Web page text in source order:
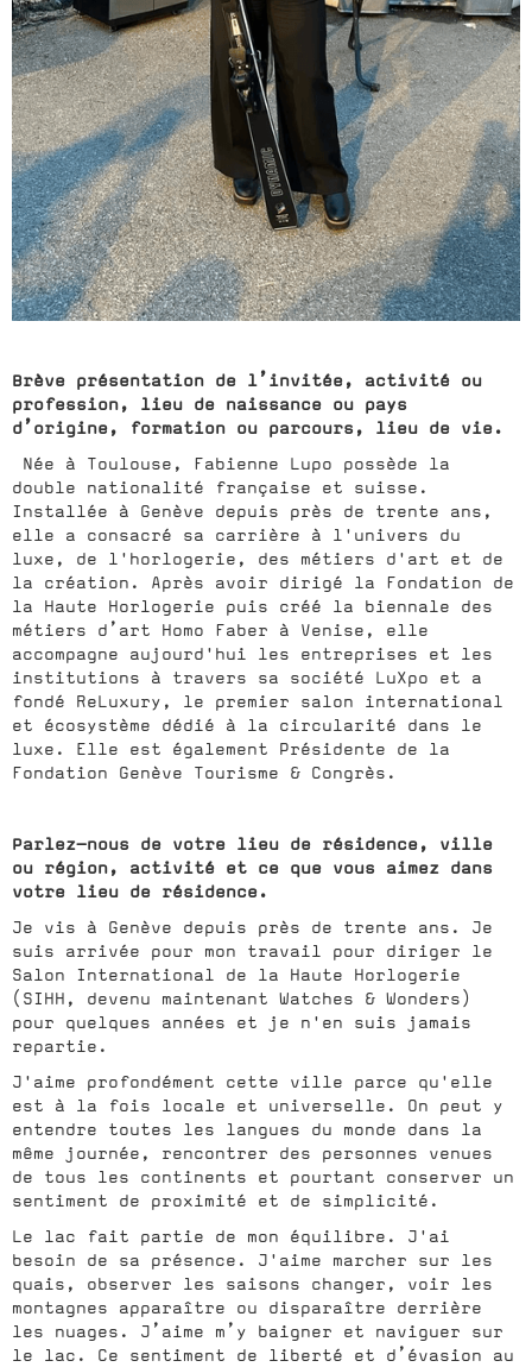
Brève présentation de l’invitée, activité ou
profession, lieu de naissance ou pays
d’origine, formation ou parcours, lieu de vie.
Née à Toulouse, Fabienne Lupo possède la
double nationalité française et suisse.
Installée à Genève depuis près de trente ans,
elle a consacré sa carrière à l'univers du
luxe, de l'horlogerie, des métiers d'art et de
la création. Après avoir dirigé la Fondation de
la Haute Horlogerie puis créé la biennale des
métiers d’art Homo Faber à Venise, elle
accompagne aujourd'hui les entreprises et les
institutions à travers sa société LuXpo et a
fondé ReLuxury, le premier salon international
et écosystème dédié à la circularité dans le
luxe. Elle est également Présidente de la
Fondation Genève Tourisme & Congrès.
Parlez-nous de votre lieu de résidence, ville
ou région, activité et ce que vous aimez dans
votre lieu de résidence.
Je vis à Genève depuis près de trente ans. Je
suis arrivée pour mon travail pour diriger le
Salon International de la Haute Horlogerie
(SIHH, devenu maintenant Watches & Wonders)
pour quelques années et je n'en suis jamais
repartie.
J'aime profondément cette ville parce qu'elle
est à la fois locale et universelle. On peut y
entendre toutes les langues du monde dans la
même journée, rencontrer des personnes venues
de tous les continents et pourtant conserver un
sentiment de proximité et de simplicité.
Le lac fait partie de mon équilibre. J'ai
besoin de sa présence. J'aime marcher sur les
quais, observer les saisons changer, voir les
montagnes apparaître ou disparaître derrière
les nuages. J’aime m’y baigner et naviguer sur
le lac. Ce sentiment de liberté et d’évasion au